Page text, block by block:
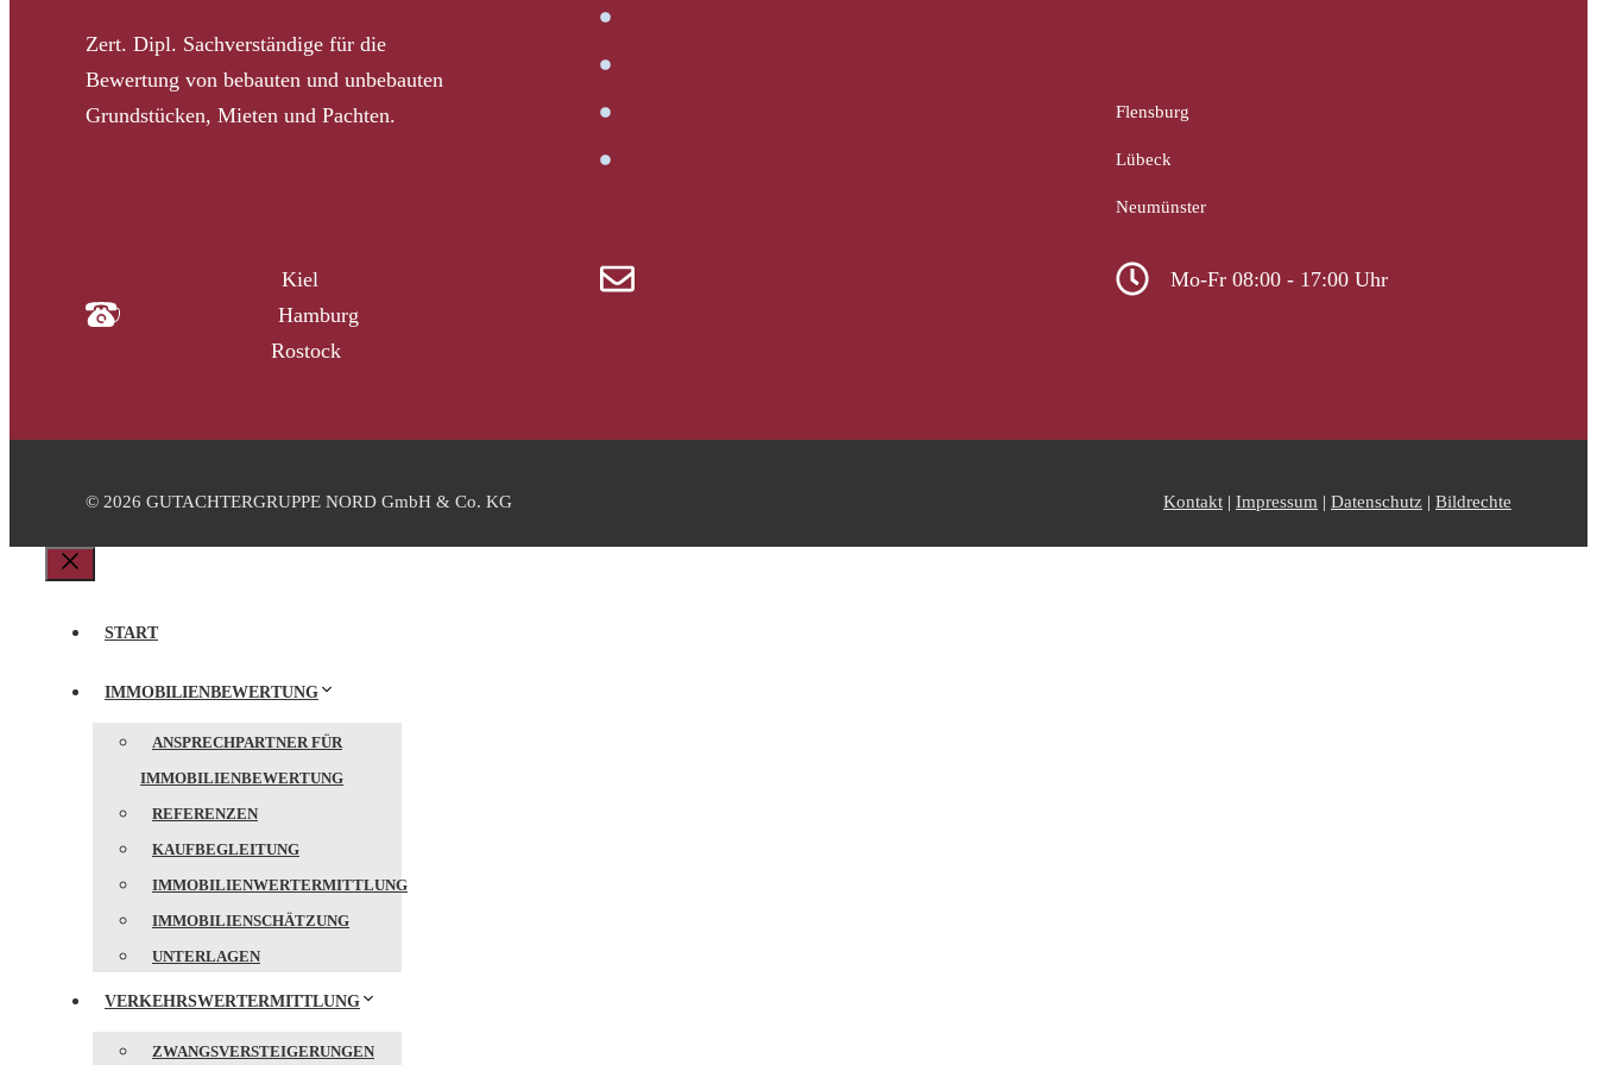
Zert. Dipl. Sachverständige für die
Bewertung von bebauten und unbebauten
Grundstücken, Mieten und Pachten.
Flensburg
Lübeck
Neumünster
Kiel
Hamburg
Rostock
Mo-Fr 08:00 - 17:00 Uhr
© 2026 GUTACHTERGRUPPE NORD GmbH & Co. KG Kontakt | Impressum | Datenschutz | Bildrechte
Schließen
START
IMMOBILIENBEWERTUNG
ANSPRECHPARTNER FÜR
IMMOBILIENBEWERTUNG
REFERENZEN
KAUFBEGLEITUNG
IMMOBILIENWERTERMITTLUNG
IMMOBILIENSCHÄTZUNG
UNTERLAGEN
VERKEHRSWERTERMITTLUNG
ZWANGSVERSTEIGERUNGEN